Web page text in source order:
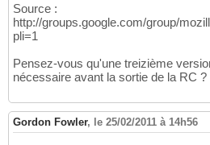
Source :
http://groups.google.com/group/
pli=1
Pensez-vous qu'une treizième
nécessaire avant la sortie de la RC ?
Gordon Fowler, le 25/02/2011 à 14h56